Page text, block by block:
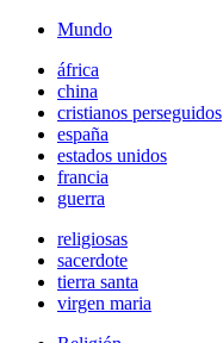
Mundo
áfrica
china
cristianos perseguidos
españa
estados unidos
francia
guerra
religiosas
sacerdote
tierra santa
virgen maria